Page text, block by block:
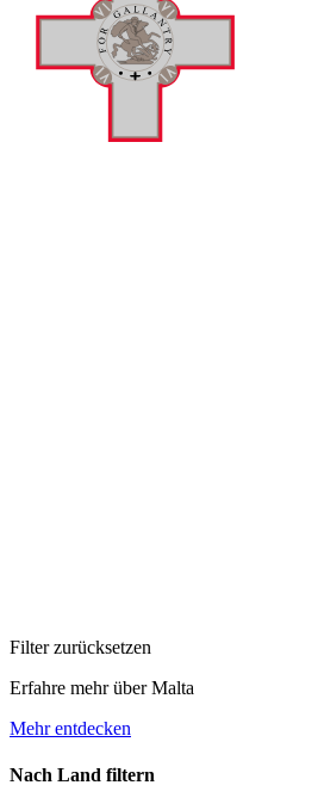
Filter zurücksetzen
Erfahre mehr über Malta
Mehr entdecken
Nach Land filtern